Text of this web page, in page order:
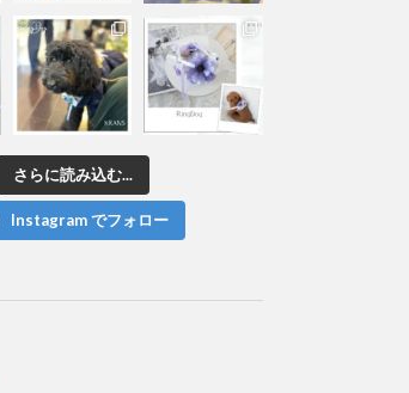
さらに読み込む...
Instagram でフォロー